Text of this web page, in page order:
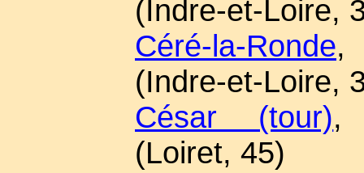
(Indre-et-Loire,
Céré-la-Ronde,
(Indre-et-Loire,
César (tour),
(Loiret, 45)